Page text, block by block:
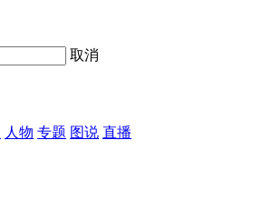
取消
人物 专题 图说 直播